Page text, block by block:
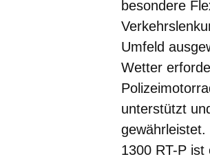
besondere
Umfeld
Wetter
unterstützt
1300 RT-P ist